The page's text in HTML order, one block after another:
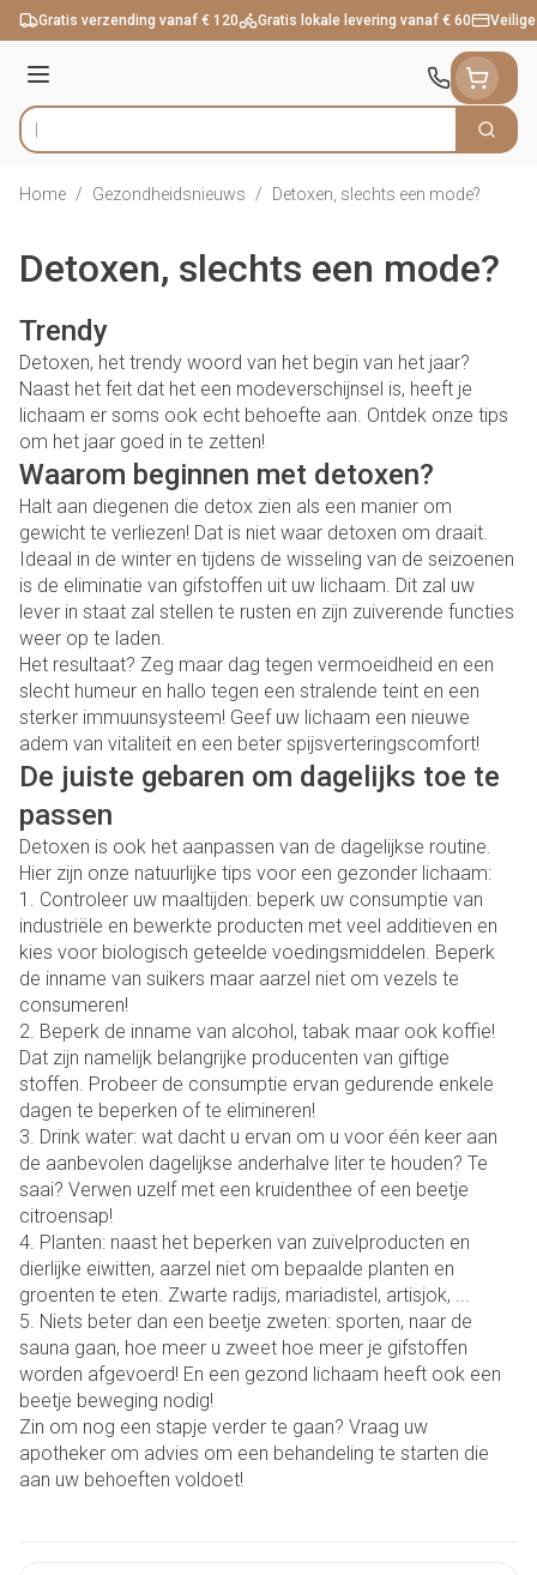
Ga naar de inhoud
Gratis verzending vanaf € 120 Gratis lokale levering vanaf € 60
Menu
Product, merk, categorie... Zoek
Home / Gezondheidsnieuws / Detoxen, slechts een mode?
Detoxen, slechts een mode?
Trendy
Detoxen, het trendy woord van het begin van het jaar?
Naast het feit dat het een modeverschijnsel is, heeft je
lichaam er soms ook echt behoefte aan. Ontdek onze tips
om het jaar goed in te zetten!
Waarom beginnen met detoxen?
Halt aan diegenen die detox zien als een manier om
gewicht te verliezen! Dat is niet waar detoxen om draait.
Ideaal in de winter en tijdens de wisseling van de seizoenen
is de eliminatie van gifstoffen uit uw lichaam. Dit zal uw
lever in staat zal stellen te rusten en zijn zuiverende functies
weer op te laden.
Het resultaat? Zeg maar dag tegen vermoeidheid en een
slecht humeur en hallo tegen een stralende teint en een
sterker immuunsysteem! Geef uw lichaam een nieuwe
adem van vitaliteit en een beter spijsverteringscomfort!
De juiste gebaren om dagelijks toe te
passen
Detoxen is ook het aanpassen van de dagelijkse routine.
Hier zijn onze natuurlijke tips voor een gezonder lichaam:
1. Controleer uw maaltijden: beperk uw consumptie van
industriële en bewerkte producten met veel additieven en
kies voor biologisch geteelde voedingsmiddelen. Beperk
de inname van suikers maar aarzel niet om vezels te
consumeren!
2. Beperk de inname van alcohol, tabak maar ook koffie!
Dat zijn namelijk belangrijke producenten van giftige
stoffen. Probeer de consumptie ervan gedurende enkele
dagen te beperken of te elimineren!
3. Drink water: wat dacht u ervan om u voor één keer aan
de aanbevolen dagelijkse anderhalve liter te houden? Te
saai? Verwen uzelf met een kruidenthee of een beetje
citroensap!
4. Planten: naast het beperken van zuivelproducten en
dierlijke eiwitten, aarzel niet om bepaalde planten en
groenten te eten. Zwarte radijs, mariadistel, artisjok, ...
5. Niets beter dan een beetje zweten: sporten, naar de
sauna gaan, hoe meer u zweet hoe meer je gifstoffen
worden afgevoerd! En een gezond lichaam heeft ook een
beetje beweging nodig!
Zin om nog een stapje verder te gaan? Vraag uw
apotheker om advies om een behandeling te starten die
aan uw behoeften voldoet!